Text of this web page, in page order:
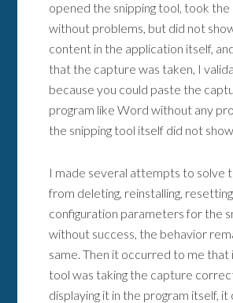
opened the snipping tool, took
without problems, but did not
content in the application itself,
that the capture was taken, I
because you could paste the
program like Word without any
the snipping tool itself did not
I made several attempts to solve
from deleting, reinstalling,
configuration parameters for the
without success, the behavior
same. Then it occurred to me that
tool was taking the capture
displaying it in the program itself, it